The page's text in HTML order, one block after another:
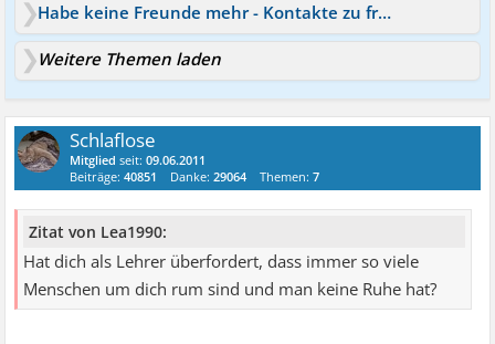
Habe keine Freunde mehr - Kontakte zu fremden Menschen - was tun?
Weitere Themen laden
Schlaflose
Mitglied seit:09.06.2011
Beiträge:40851 Danke:29064 Themen:7
Zitat von Lea1990:
Hat dich als Lehrer überfordert, dass immer so viele
Menschen um dich rum sind und man keine Ruhe hat?